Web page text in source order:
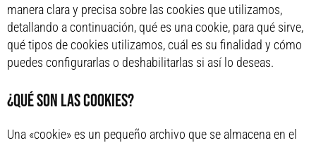
manera clara y precisa sobre las cookies que utilizamos,
detallando a continuación, qué es una cookie, para qué sirve,
qué tipos de cookies utilizamos, cuál es su finalidad y cómo
puedes configurarlas o deshabilitarlas si así lo deseas.
¿QUÉ SON LAS COOKIES?
Una «cookie» es un pequeño archivo que se almacena en el